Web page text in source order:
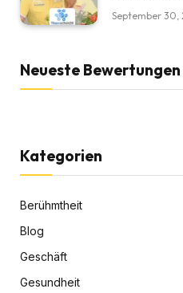
September 30,
Neueste Bewertungen
Kategorien
Berühmtheit
Blog
Geschäft
Gesundheit